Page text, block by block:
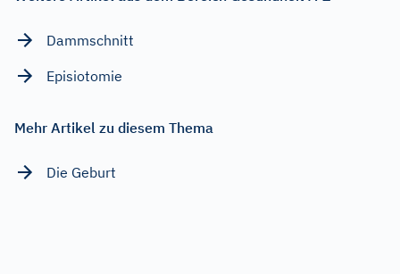
Dammschnitt
Episiotomie
Mehr Artikel zu diesem Thema
Die Geburt